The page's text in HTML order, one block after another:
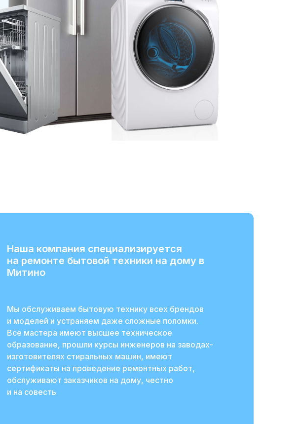
Наша компания специализируется
на ремонте бытовой техники на дому в
Митино
Мы обслуживаем бытовую технику всех брендов
и моделей и устраняем даже сложные поломки.
Все мастера имеют высшее техническое
образование, прошли курсы инженеров на заводах-
изготовителях стиральных машин, имеют
сертификаты на проведение ремонтных работ,
обслуживают заказчиков на дому, честно
и на совесть